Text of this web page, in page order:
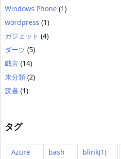
Windows Phone (1)
wordpress (1)
ガジェット (4)
ダーツ (5)
戯言 (14)
未分類 (2)
読書 (1)
タグ
Azure bash blink(1)